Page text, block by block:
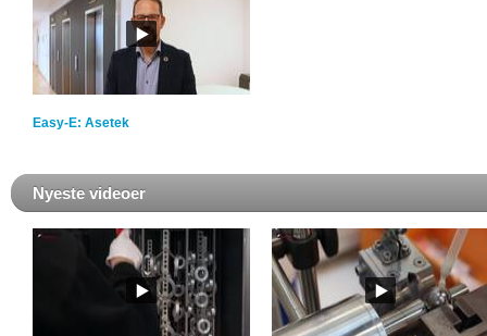
Easy-E: Asetek
Nyeste videoer